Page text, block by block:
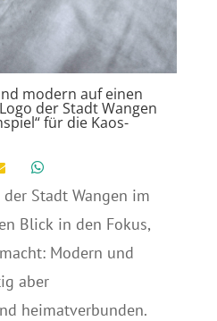
modern auf einen
der Stadt Wangen
für die Kaos-
Stadt Wangen im
Blick in den Fokus,
Modern und
aber
heimatverbunden.